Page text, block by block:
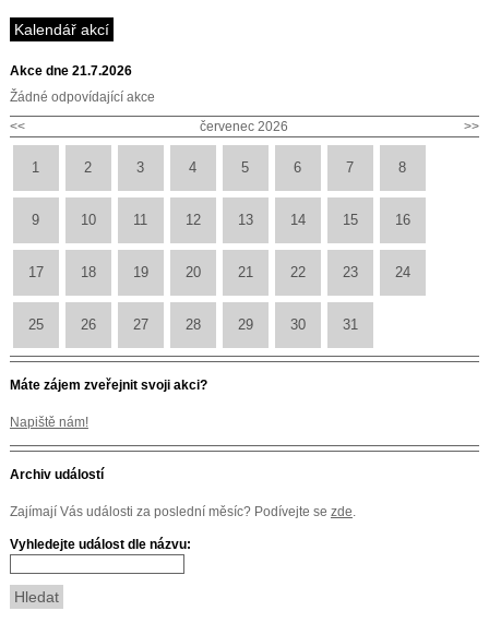
Kalendář akcí
Akce dne 21.7.2026
Žádné odpovídající akce
<<
>>
červenec 2026
1 2 3 4 5 6 7 8
9 10 11 12 13 14 15 16
17 18 19 20 21 22 23 24
25 26 27 28 29 30 31
Máte zájem zveřejnit svoji akci?
Napiště nám!
Archiv událostí
Zajímají Vás události za poslední měsíc? Podívejte se zde.
Vyhledejte událost dle názvu: